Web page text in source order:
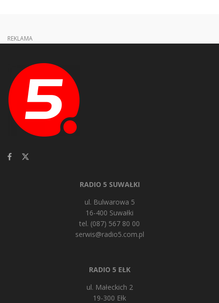
REKLAMA
RADIO 5 SUWAŁKI
ul. Bulwarowa 5
16-400 Suwałki
tel. (087) 567 80 00
serwis@radio5.com.pl
RADIO 5 EŁK
ul. Małeckich 2
19-300 Ełk